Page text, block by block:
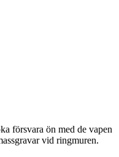
försvara ön med de vapen
vid ringmuren.